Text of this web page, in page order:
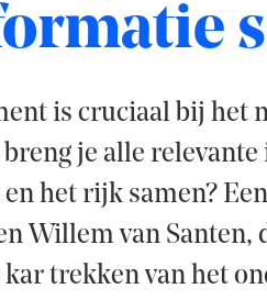
is cruciaal bij het
je alle
en het rijk samen?
Willem van Santen,
kar trekken van het